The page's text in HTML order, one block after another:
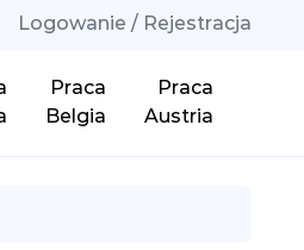
Logowanie / Rejestracja
Praca
Belgia
Praca
Austria